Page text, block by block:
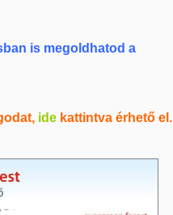
is megoldhatod a
idekattintva érhető el.